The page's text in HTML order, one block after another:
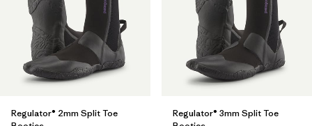
Regulator® 2mm Split Toe
Regulator® 3mm Split Toe